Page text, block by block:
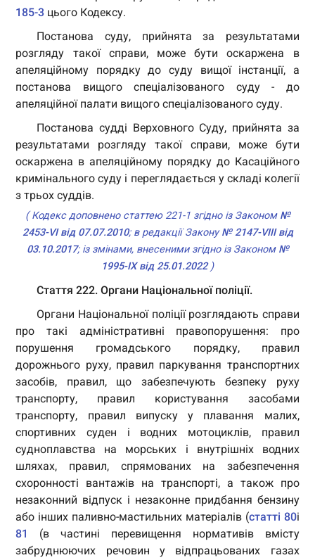
185-3 цього Кодексу.
Постанова суду, прийнята за результатами
розгляду такої справи, може бути оскаржена в
апеляційному порядку до суду вищої інстанції, а
постанова вищого спеціалізованого суду - до
апеляційної палати вищого спеціалізованого суду.
Постанова судді Верховного Суду, прийнята за
результатами розгляду такої справи, може бути
оскаржена в апеляційному порядку до Касаційного
кримінального суду і переглядається у складі колегії
з трьох суддів.
( Кодекс доповнено статтею 221-1 згідно із Законом №
2453-VI від 07.07.2010; в редакції Закону№ 2147-VIII від
03.10.2017; із змінами, внесеними згідно із Законом №
1995-IX від 25.01.2022)
Стаття 222. Органи Національної поліції.
Органи Національної поліції розглядають справи
про такі адміністративні правопорушення: про
порушення громадського порядку, правил
дорожнього руху, правил паркування транспортних
засобів, правил, що забезпечують безпеку руху
транспорту, правил користування засобами
транспорту, правил випуску у плавання малих,
спортивних суден і водних мотоциклів, правил
судноплавства на морських і внутрішніх водних
шляхах, правил, спрямованих на забезпечення
схоронності вантажів на транспорті, а також про
незаконний відпуск і незаконне придбання бензину
або інших паливно-мастильних матеріалів (статті 80і
81
(в частині перевищення нормативів вмісту
забруднюючих речовин у відпрацьованих газах